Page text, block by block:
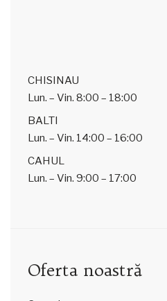
CHISINAU
Lun. – Vin. 8:00 – 18:00
BALTI
Lun. – Vin. 14:00 – 16:00
CAHUL
Lun. – Vin. 9:00 – 17:00
Oferta noastră